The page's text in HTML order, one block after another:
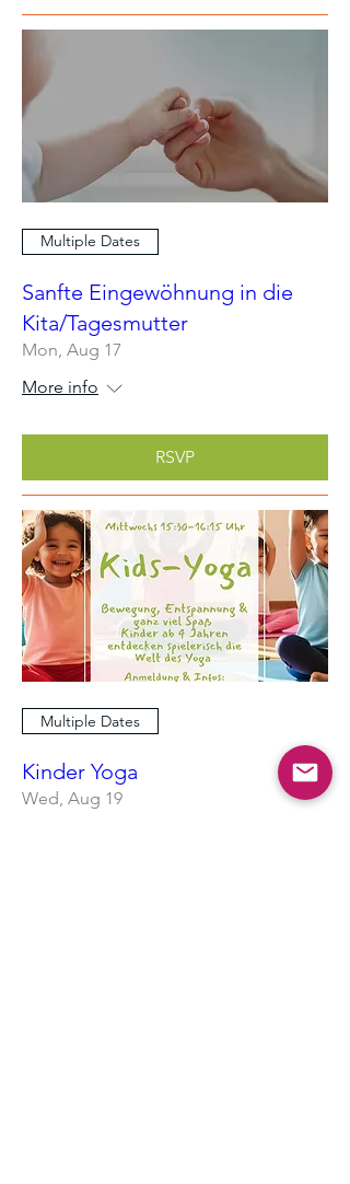
Multiple Dates
Sanfte Eingewöhnung in die
Kita/Tagesmutter
Mon, Aug 17
More info
RSVP
Multiple Dates
Kinder Yoga
Wed, Aug 19